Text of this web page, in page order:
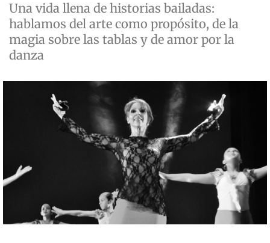
Una vida llena de historias bailadas:
hablamos del arte como propósito, de la
magia sobre las tablas y de amor por la
danza